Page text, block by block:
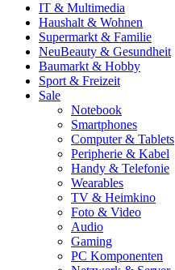
IT & Multimedia
Haushalt & Wohnen
Supermarkt & Familie
NeuBeauty & Gesundheit
Baumarkt & Hobby
Sport & Freizeit
Sale
Notebook
Smartphones
Computer & Tablets
Peripherie & Kabel
Handy & Telefonie
Wearables
TV & Heimkino
Foto & Video
Audio
Gaming
PC Komponenten